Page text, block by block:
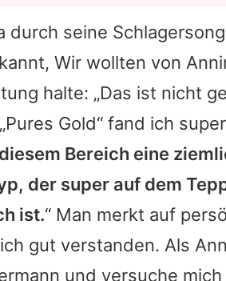
durch seine
Wir wollten von
halte: „Das ist nicht
Gold“ fand ich
Bereich eine
der super auf dem
ist.“ Man merkt auf
gut verstanden. Als
und versuche